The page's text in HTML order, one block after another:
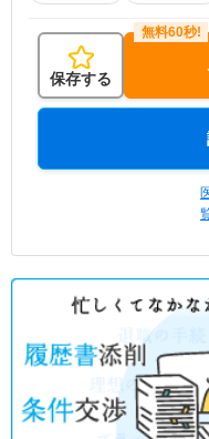
保存する